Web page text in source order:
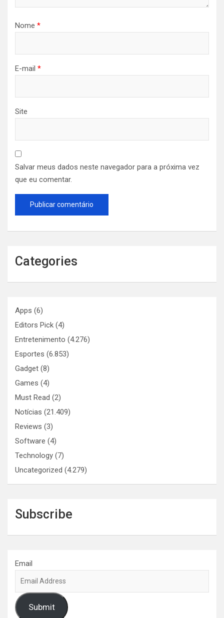
Nome *
E-mail *
Site
Salvar meus dados neste navegador para a próxima vez
que eu comentar.
Categories
Apps (6)
Editors Pick (4)
Entretenimento (4.276)
Esportes (6.853)
Gadget (8)
Games (4)
Must Read (2)
Notícias (21.409)
Reviews (3)
Software (4)
Technology (7)
Uncategorized (4.279)
Subscribe
Email
Submit